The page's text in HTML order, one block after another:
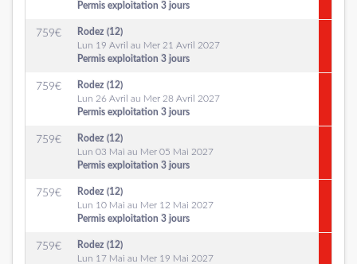
Permis exploitation 3 jours
759€
Rodez (12)
Lun 19 Avril au Mer 21 Avril 2027
Permis exploitation 3 jours
759€
Rodez (12)
Lun 26 Avril au Mer 28 Avril 2027
Permis exploitation 3 jours
759€
Rodez (12)
Lun 03 Mai au Mer 05 Mai 2027
Permis exploitation 3 jours
759€
Rodez (12)
Lun 10 Mai au Mer 12 Mai 2027
Permis exploitation 3 jours
759€
Rodez (12)
Lun 17 Mai au Mer 19 Mai 2027